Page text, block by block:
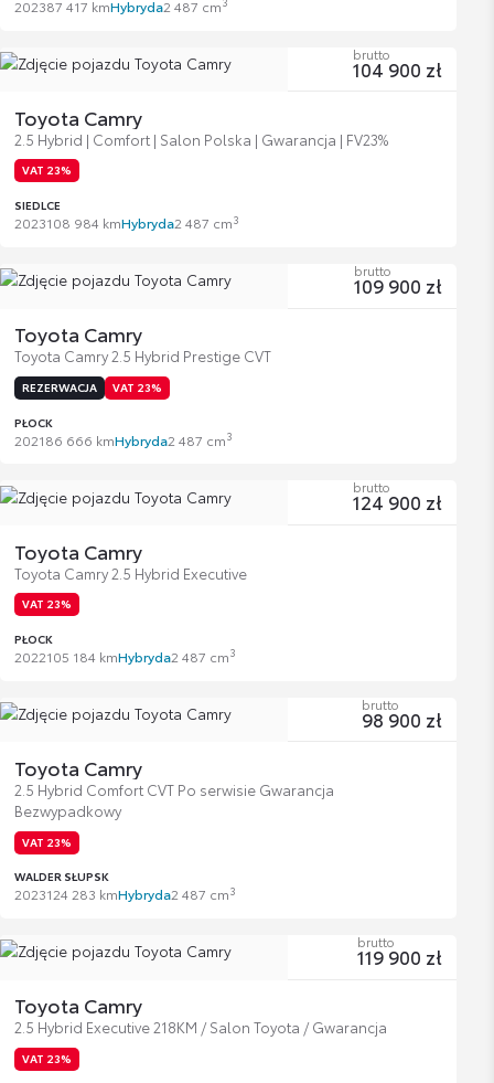
202387 417 kmHybryda2 487 cm
Toyota Camry
2.5 Hybrid | Comfort | Salon Polska | Gwarancja | FV23%
VAT 23%
SIEDLCE
2023108 984 kmHybryda2 487 cm3
brutto
104 900 zł
Toyota Camry
Toyota Camry 2.5 Hybrid Prestige CVT
REZERWACJA VAT 23%
PŁOCK
202186 666 kmHybryda2 487 cm3
brutto
109 900 zł
Toyota Camry
Toyota Camry 2.5 Hybrid Executive
VAT 23%
PŁOCK
2022105 184 kmHybryda2 487 cm3
brutto
124 900 zł
Toyota Camry
2.5 Hybrid Comfort CVT Po serwisie Gwarancja
Bezwypadkowy
VAT 23%
WALDER SŁUPSK
2023124 283 kmHybryda2 487 cm3
brutto
98 900 zł
Toyota Camry
2.5 Hybrid Executive 218KM / Salon Toyota / Gwarancja
VAT 23%
brutto
119 900 zł